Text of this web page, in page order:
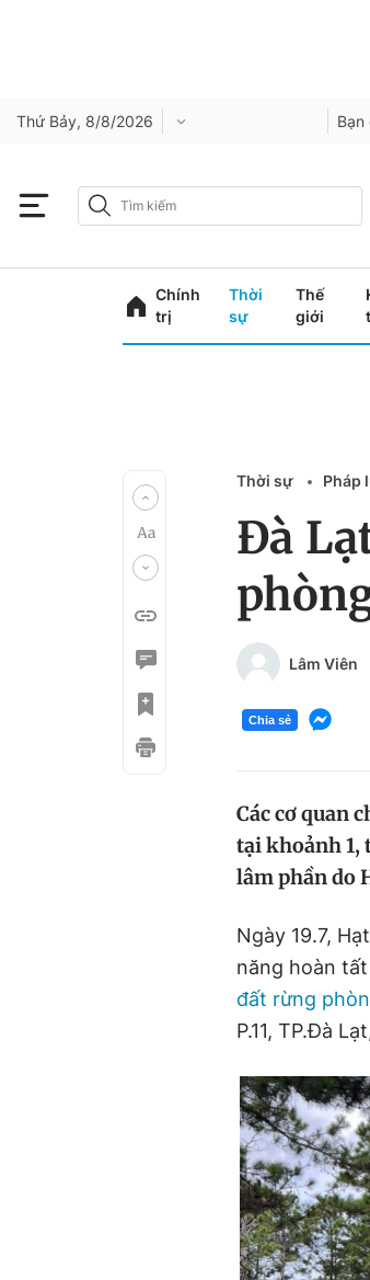
Thứ Bảy, 8/8/2026 Bạn
Chính
trị
Thời
sự
Thế
giới
Thời sự Pháp
Đà
Lâm Viên
Chia sẻ
Các cơ quan
tại khoảnh 1,
lâm phần do
Ngày 19.7,
năng hoàn
đất rừng
P.11, TP.Đà